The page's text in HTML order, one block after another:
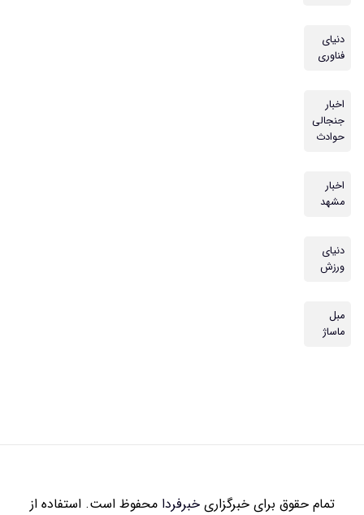
دنیای
فناوری
اخبار
جنجالی
حوادث
اخبار
مشهد
دنیای
ورزش
مبل
ماساژ
تمام حقوق برای خبرگزاریخبرفردامحفوظ است. استفاده از